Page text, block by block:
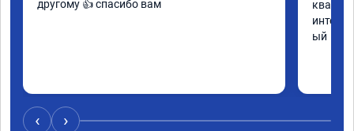
другому 👍 спасибо вам
ый
‹ ›